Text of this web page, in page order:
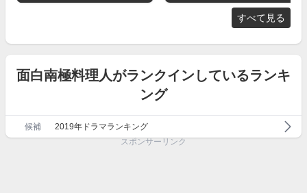
すべて見る
面白南極料理人がランクインしているランキ
ング
候補
2019年ドラマランキング
スポンサーリンク